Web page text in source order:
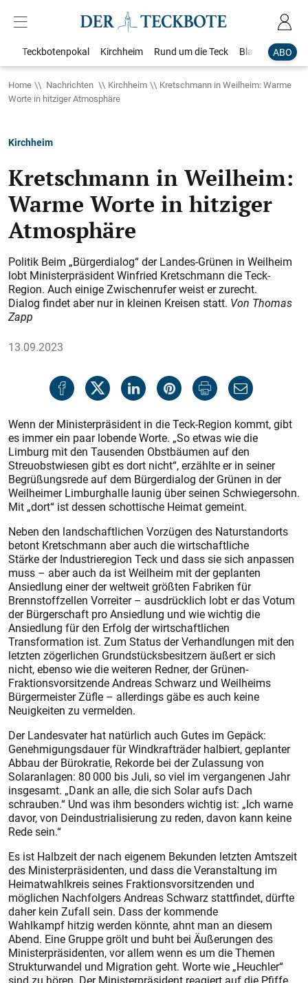
ABO
Teckbotenpokal Kirchheim Rund um die Teck Blaulicht
Home Nachrichten Kirchheim
Kretschmann in Weilheim: Warme
Worte in hitziger Atmosphäre
Kirchheim
Kretschmann in Weilheim:
Warme Worte in hitziger
Atmosphäre
Politik Beim „Bürgerdialog“ der Landes-Grünen in Weilheim
lobt Ministerpräsident Winfried Kretschmann die Teck-
Region. Auch einige Zwischenrufer weist er zurecht.
Dialog findet aber nur in kleinen Kreisen statt. Von Thomas
Zapp
13.09.2023
Wenn der Ministerpräsident in die Teck-Region kommt, gibt
es immer ein paar lobende Worte. „So etwas wie die
Limburg mit den Tausenden Obstbäumen auf den
Streuobstwiesen gibt es dort nicht“, erzählte er in seiner
Begrüßungsrede auf dem Bürgerdialog der Grünen in der
Weilheimer Limburghalle launig über seinen Schwiegersohn.
Mit „dort“ ist dessen schottische Heimat gemeint.
Neben den landschaftlichen Vorzügen des Naturstandorts
betont Kretschmann aber auch die wirtschaftliche
Stärke der Industrieregion Teck und dass sie sich anpassen
muss – aber auch da ist Weilheim mit der geplanten
Ansiedlung einer der weltweit größten Fabriken für
Brennstoffzellen Vorreiter – ausdrücklich lobt er das Votum
der Bürgerschaft pro Ansiedlung und wie wichtig die
Ansiedlung für den Erfolg der wirtschaftlichen
Transformation ist. Zum Status der Verhandlungen mit den
letzten zögerlichen Grundstücksbesitzern äußert er sich
nicht, ebenso wie die weiteren Redner, der Grünen-
Fraktionsvorsitzende Andreas Schwarz und Weilheims
Bürgermeister Züfle – allerdings gäbe es auch keine
Neuigkeiten zu vermelden.
Der Landesvater hat natürlich auch Gutes im Gepäck:
Genehmigungsdauer für Windkrafträder halbiert, geplanter
Abbau der Bürokratie, Rekorde bei der Zulassung von
Solaranlagen: 80 000 bis Juli, so viel im vergangenen Jahr
insgesamt. „Dank an alle, die sich Solar aufs Dach
schrauben.“ Und was ihm besonders wichtig ist: „Ich warne
davor, von Deindustrialisierung zu reden, davon kann keine
Rede sein.“
Es ist Halbzeit der nach eigenem Bekunden letzten Amtszeit
des Ministerpräsidenten, und dass die Veranstaltung im
Heimatwahlkreis seines Fraktionsvorsitzenden und
möglichen Nachfolgers Andreas Schwarz stattfindet, dürfte
daher kein Zufall sein. Dass der kommende
Wahlkampf hitzig werden könnte, ahnt man an diesem
Abend. Eine Gruppe grölt und buht bei Äußerungen des
Ministerpräsidenten, vor allem wenn es um die Themen
Strukturwandel und Migration geht. Worte wie „Heuchler“